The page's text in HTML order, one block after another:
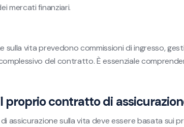
mercati finanziari.
sulla vita prevedono commissioni di ingresso,
del contratto. È essenziale
proprio contratto di
assicurazione sulla vita deve essere basata sui